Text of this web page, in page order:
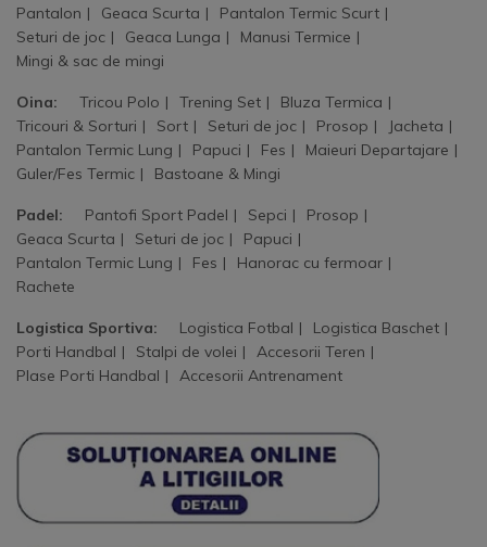
Pantalon
Geaca Scurta
Pantalon Termic Scurt
Seturi de joc
Geaca Lunga
Manusi Termice
Mingi & sac de mingi
Oina: Tricou Polo Trening Set
Bluza Termica
Tricouri & Sorturi
Sort Seturi de joc Prosop
Jacheta
Pantalon Termic Lung
Papuci Fes
Maieuri Departajare
Guler/Fes Termic
Bastoane & Mingi
Padel: Pantofi Sport Padel Sepci
Prosop
Geaca Scurta
Seturi de joc
Papuci
Pantalon Termic Lung
Fes
Hanorac cu fermoar
Rachete
Logistica Sportiva: Logistica Fotbal
Logistica Baschet
Porti Handbal
Stalpi de volei
Accesorii Teren
Plase Porti Handbal
Accesorii Antrenament